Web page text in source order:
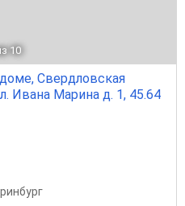
10
Свердловская
Ивана Марина д. 1, 45.64